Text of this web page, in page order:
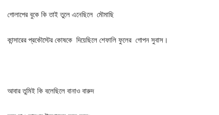
গোলাপের বুকে কি তাই তুলে এনেছিলে মৌমাছি
কান্সারের প্রকৌস্টের কোষকে দিয়েছিলে শেফালি ফুলের গোপন সুবাস।
আবার তুমিই কি বলেছিলে বানাও বারুদ